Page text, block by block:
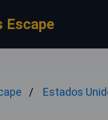
Escape
Estados